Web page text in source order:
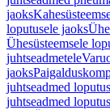
jaoks
loputusele jaoks
Ühesüsteemsele
juhtseadmetele
jaoks
juhtseadmed
juhtseadmed